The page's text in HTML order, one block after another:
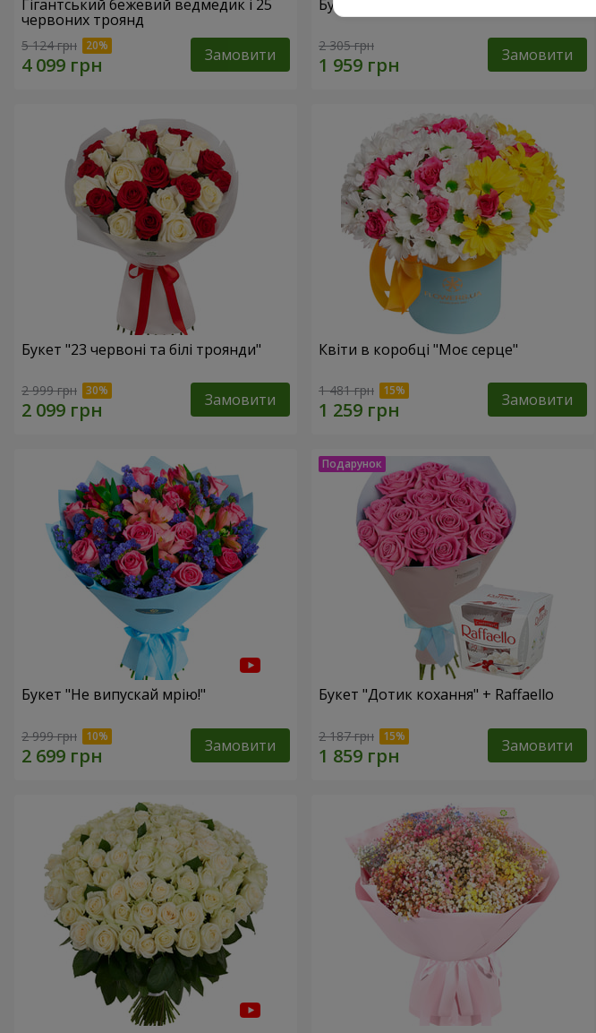
Гігантський бежевий ведмедик і 25
червоних троянд
5 124 грн Замовити
Букет з 21 кремової троянди
2 305 грн Замовити
Букет "23 червоні та білі троянди"
2 999 грн Замовити
Квіти в коробці "Моє серце"
1 481 грн Замовити
Букет "Не випускай мрію!"
2 999 грн Замовити
Букет "Дотик кохання" + Raffaello
2 187 грн Замовити